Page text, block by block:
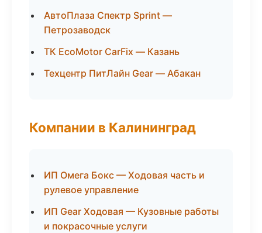
АвтоПлаза Спектр Sprint —
Петрозаводск
ТК EcoMotor CarFix — Казань
Техцентр ПитЛайн Gear — Абакан
Компании в Калининград
ИП Омега Бокс — Ходовая часть и
рулевое управление
ИП Gear Ходовая — Кузовные работы
и покрасочные услуги